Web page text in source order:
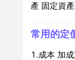
產 固定資
常用的定
1.成本 加